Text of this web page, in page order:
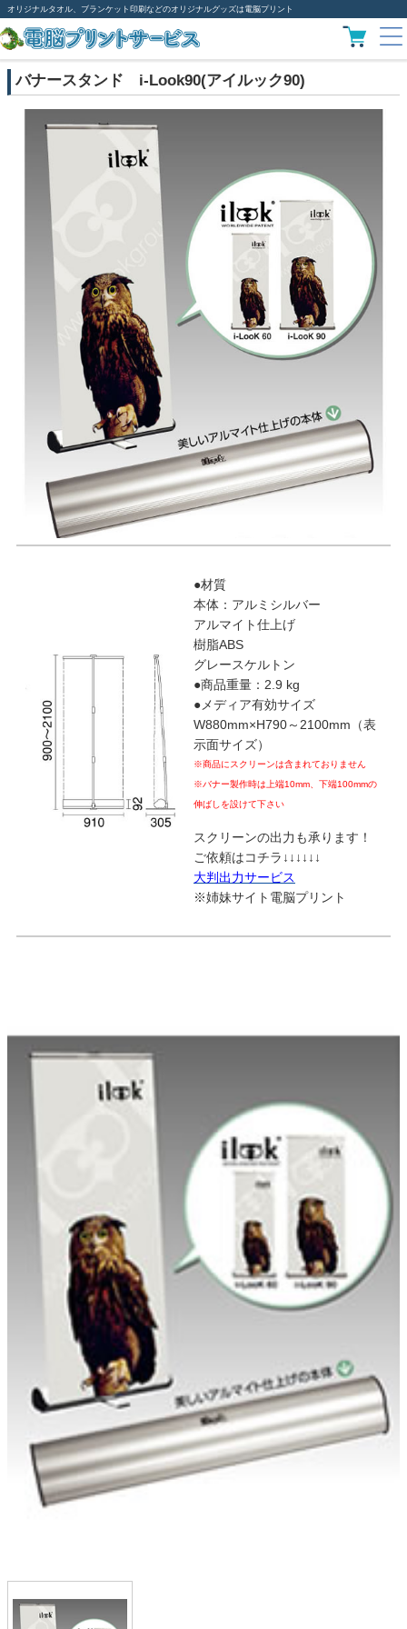
オリジナルタオル、ブランケット印刷などのオリジナルグッズは電脳プリント
バナースタンド i-Look90(アイルック90)
●材質
本体：アルミシルバー
アルマイト仕上げ
樹脂ABS
グレースケルトン
●商品重量：2.9 kg
●メディア有効サイズ
W880mm×H790～2100mm（表
示面サイズ）
※商品にスクリーンは含まれておりません
※バナー製作時は上端10mm、下端100mmの
伸ばしを設けて下さい
スクリーンの出力も承ります！
ご依頼はコチラ↓↓↓↓↓↓
大判出力サービス
※姉妹サイト電脳プリント